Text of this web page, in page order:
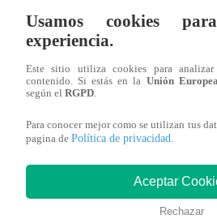
Yo Soy: Nueva Generación – Gran
– 14 de junio del 2021 – Programa
completo
También
Usamos cookies
experiencia.
Este sitio utiliza cookies para
contenido. Si estás en la Unión Europea
según el RGPD.
Para conocer mejor como se utilizan tus
pagina de Política de privacidad.
Aceptar
Rechazar